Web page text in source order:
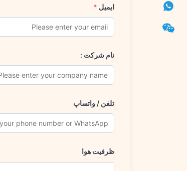
ایمیل *
نام شرکت :
تلفن / واتساپ
ظرفیت هوا